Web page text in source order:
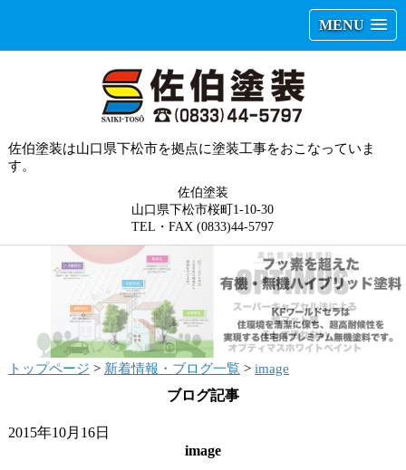
MENU
佐伯塗装は山口県下松市を拠点に塗装工事をおこなっていま
す。
佐伯塗装
山口県下松市桜町1-10-30
TEL・FAX (0833)44-5797
トップページ > 新着情報・ブログ一覧> image
ブログ記事
2015年10月16日
image